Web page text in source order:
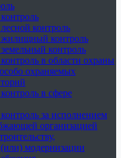
контроль
контроль
контроль
в области охраны
охраняемых
в сфере
за исполнением
организацией
модернизации